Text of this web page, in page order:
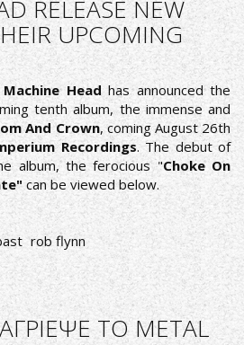
RELEASE NEW
UPCOMING
Machine Headhas announced the
tenth album, the immense and
And Crown, coming August 26th
Recordings. The debut of
album, the ferocious "Choke On
can be viewed below.
rob flynn
ΤΟ METAL